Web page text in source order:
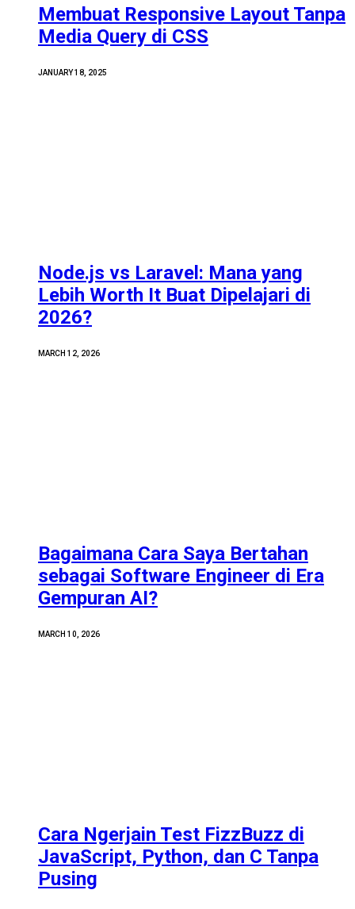
Membuat Responsive Layout Tanpa
Media Query di CSS
JANUARY 18, 2025
Node.js vs Laravel: Mana yang
Lebih Worth It Buat Dipelajari di
2026?
MARCH 12, 2026
Bagaimana Cara Saya Bertahan
sebagai Software Engineer di Era
Gempuran AI?
MARCH 10, 2026
Cara Ngerjain Test FizzBuzz di
JavaScript, Python, dan C Tanpa
Pusing